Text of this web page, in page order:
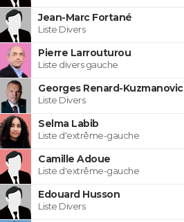
Jean-Marc Fortané
Liste Divers
Pierre Larrouturou
Liste divers gauche
Georges Renard-Kuzmanovic
Liste Divers
Selma Labib
Liste d'extrême-gauche
Camille Adoue
Liste d'extrême-gauche
Edouard Husson
Liste Divers